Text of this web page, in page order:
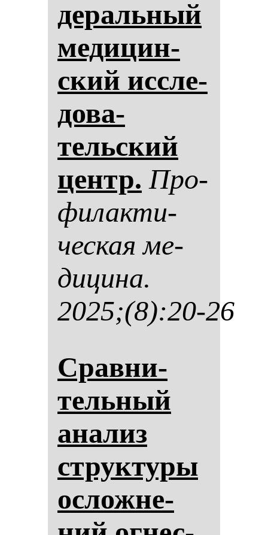
де­раль­ный
ме­ди­цин­
ский ис­сле­
до­ва­
тельский
центр. Про­
фи­лак­ти­
чес­кая ме­
ди­ци­на.
2025;(8):20-26
Срав­ни­
тель­ный
ана­лиз
струк­ту­ры
ос­лож­не­